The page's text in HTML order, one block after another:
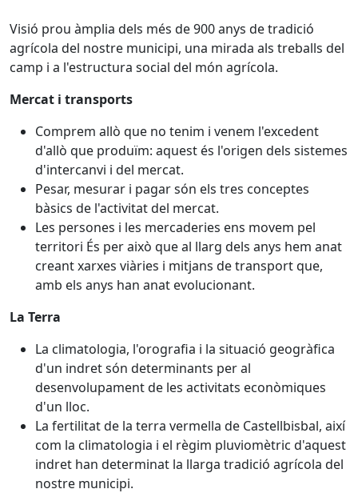
Visió prou àmplia dels més de 900 anys de tradició
agrícola del nostre municipi, una mirada als treballs del
camp i a l'estructura social del món agrícola.
Mercat i transports
Comprem allò que no tenim i venem l'excedent
d'allò que produïm: aquest és l'origen dels sistemes
d'intercanvi i del mercat.
Pesar, mesurar i pagar són els tres conceptes
bàsics de l'activitat del mercat.
Les persones i les mercaderies ens movem pel
territori És per això que al llarg dels anys hem anat
creant xarxes viàries i mitjans de transport que,
amb els anys han anat evolucionant.
La Terra
La climatologia, l'orografia i la situació geogràfica
d'un indret són determinants per al
desenvolupament de les activitats econòmiques
d'un lloc.
La fertilitat de la terra vermella de Castellbisbal, així
com la climatologia i el règim pluviomètric d'aquest
indret han determinat la llarga tradició agrícola del
nostre municipi.